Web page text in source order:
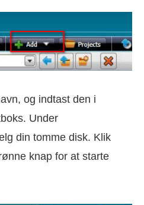
og indtast den i
Under
din tomme disk. Klik
knap for at starte